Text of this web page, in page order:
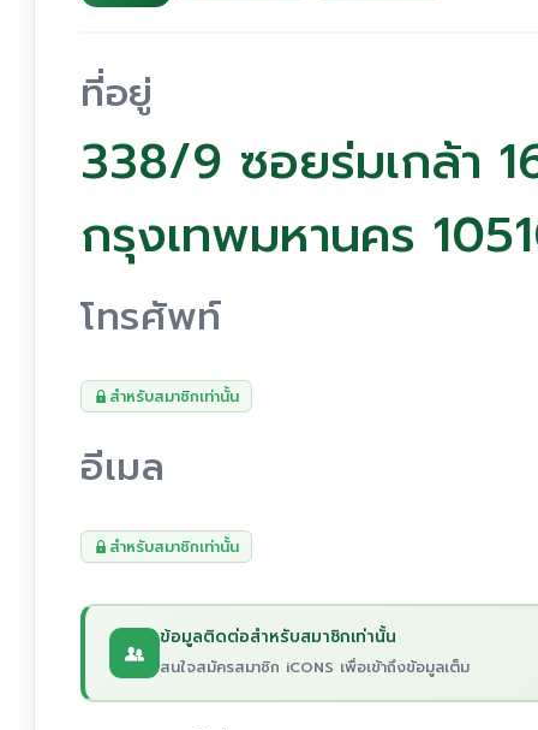
ที่อยู่
338/9 ซอยร่มเกล้า
กรุงเทพมหานคร
โทรศัพท์
สำหรับสมาชิกเท่านั้น
อีเมล
สำหรับสมาชิกเท่านั้น
ข้อมูลติดต่อสำหรับสมาชิกเท่านั้น
สนใจสมัครสมาชิก iCONS เพื่อเข้าถึงข้อมูลเต็ม